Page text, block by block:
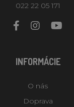
022 22 05 171
INFORMÁCIE
O nás
Doprava